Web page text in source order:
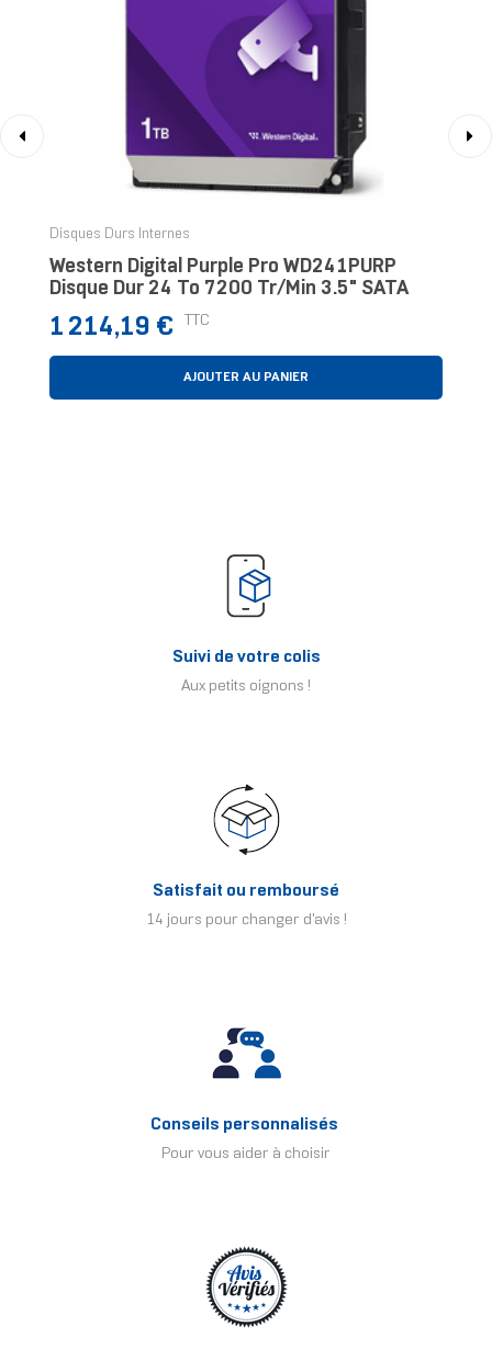
Disques Durs Internes
Western Digital Purple Pro WD241PURP
Disque Dur 24 To 7200 Tr/min 3.5" SATA
Prix
1 214,19 € TTC
AJOUTER AU PANIER
Suivi de votre colis
Aux petits oignons !
Satisfait ou remboursé
14 jours pour changer d'avis !
Conseils personnalisés
Pour vous aider à choisir